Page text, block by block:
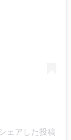
ェアした投稿